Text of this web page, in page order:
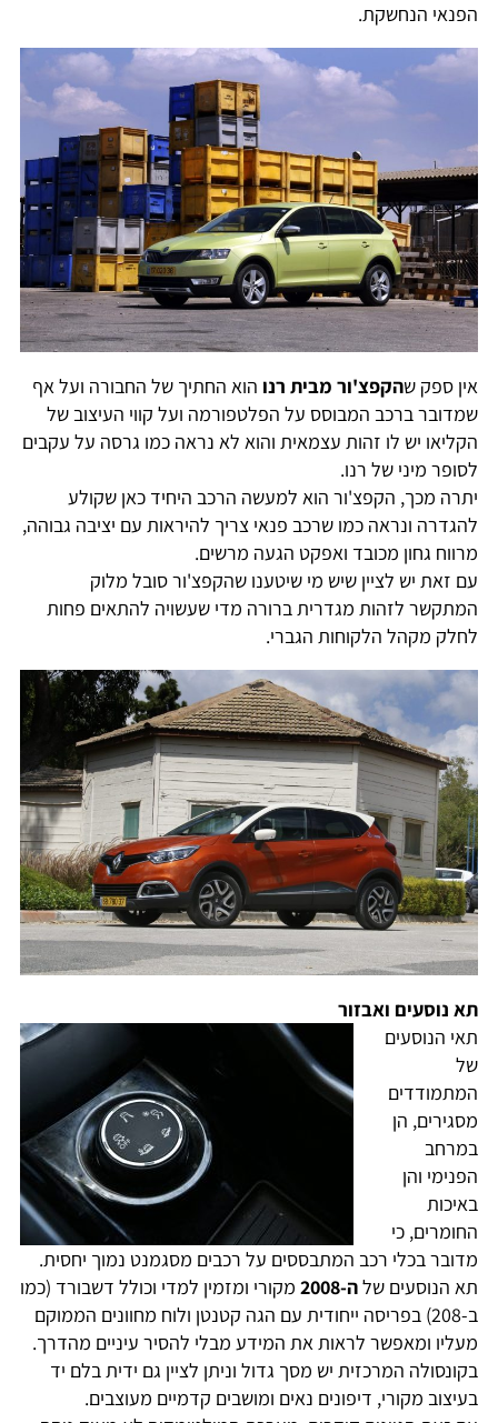
הפנאי הנחשקת.
אין ספק שהקפצ'ור מבית רנו הוא החתיך של החבורה ועל אף
שמדובר ברכב המבוסס על הפלטפורמה ועל קווי העיצוב של
הקליאו יש לו זהות עצמאית והוא לא נראה כמו גרסה על עקבים
לסופר מיני של רנו.
יתרה מכך, הקפצ'ור הוא למעשה הרכב היחיד כאן שקולע
להגדרה ונראה כמו שרכב פנאי צריך להיראות עם יציבה גבוהה,
מרווח גחון מכובד ואפקט הגעה מרשים.
עם זאת יש לציין שיש מי שיטענו שהקפצ'ור סובל מלוק
המתקשר לזהות מגדרית ברורה מדי שעשויה להתאים פחות
לחלק מקהל הלקוחות הגברי.
תא נוסעים ואבזור
תאי הנוסעים
של
המתמודדים
מסגירים, הן
במרחב
הפנימי והן
באיכות
החומרים, כי
מדובר בכלי רכב המתבססים על רכבים מסגמנט נמוך יחסית.
תא הנוסעים שלה-2008
מקורי ומזמין למדי וכולל דשבורד (כמו
ב-208) בפריסה ייחודית עם הגה קטנטן ולוח מחוונים הממוקם
מעליו ומאפשר לראות את המידע מבלי להסיר עיניים מהדרך.
בקונסולה המרכזית יש מסך גדול וניתן לציין גם ידית בלם יד
בעיצוב מקורי, דיפונים נאים ומושבים קדמיים מעוצבים.